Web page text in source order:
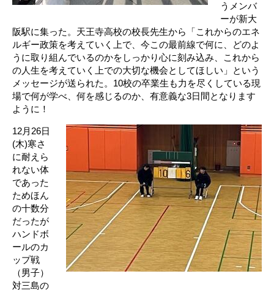
うメンバ
ーが新大
阪駅に集った。天王寺高校の校長先生から「これからのエネ
ルギー政策を考えていく上で、今この最前線で何に、どのよ
うに取り組んでいるのかをしっかり心に刻み込み、これから
の人生を考えていく上での大切な機会としてほしい」という
メッセージが送られた。10校の卒業生も力を尽くしている現
場で何が学べ、何を感じるのか、有意義な3日間となります
ように！
12月26日
(木)寒さ
に耐えら
れない体
であった
ためほん
の十数分
だったが
ハンドボ
ールのカ
ップ戦
（男子）
対三島の